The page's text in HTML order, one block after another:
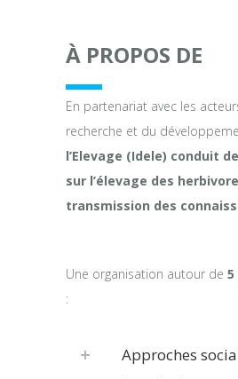
À PROPOS DE
En partenariat avec les
recherche et du
l’Elevage (Idele) conduit
sur l’élevage des
transmission des
Une organisation autour de
:
Approches